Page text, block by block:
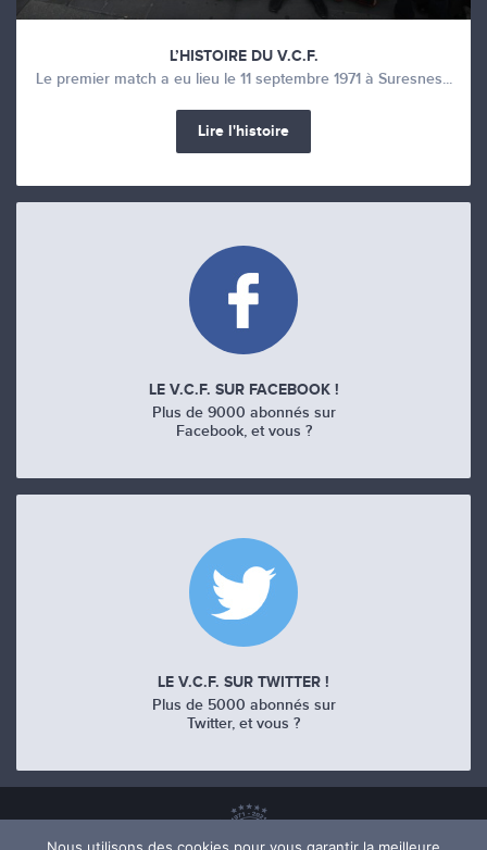
L’HISTOIRE DU V.C.F.
Le premier match a eu lieu le 11 septembre 1971 à Suresnes...
Lire l'histoire
LE V.C.F. SUR FACEBOOK !
Plus de 9000 abonnés sur
Facebook, et vous ?
LE V.C.F. SUR TWITTER !
Plus de 5000 abonnés sur
Twitter, et vous ?